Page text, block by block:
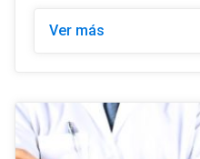
Ver más